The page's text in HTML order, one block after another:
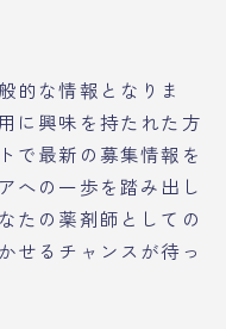
的な情報となりま
に興味を持たれた方
で最新の募集情報を
への一歩を踏み出し
たの薬剤師としての
せるチャンスが待っ